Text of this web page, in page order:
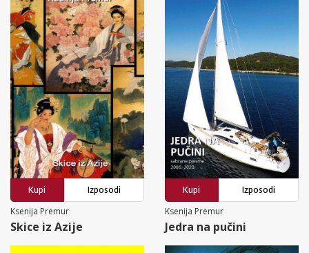
Kupi
Izposodi
Ksenija Premur
Skice iz Azije
Kupi
Izposodi
Ksenija Premur
Jedra na pučini